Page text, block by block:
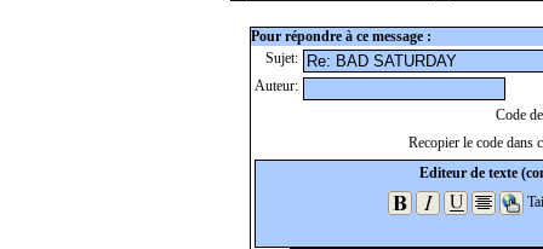
Pour répondre à ce message :
Sujet:
Auteur:
Code
Recopier le code dans
Editeur de texte